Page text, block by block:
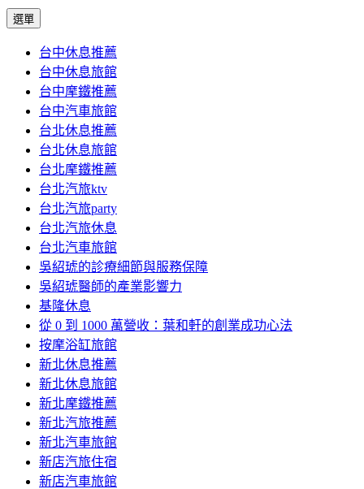
選單
內
容
台中休息推薦
台中休息旅館
台中摩鐵推薦
台中汽車旅館
台北休息推薦
台北休息旅館
台北摩鐵推薦
台北汽旅ktv
台北汽旅party
台北汽旅休息
台北汽車旅館
吳紹琥的診療細節與服務保障
吳紹琥醫師的產業影響力
基隆休息
從 0 到 1000 萬營收：葉和軒的創業成功心法
按摩浴缸旅館
新北休息推薦
新北休息旅館
新北摩鐵推薦
新北汽旅推薦
新北汽車旅館
新店汽旅住宿
新店汽車旅館